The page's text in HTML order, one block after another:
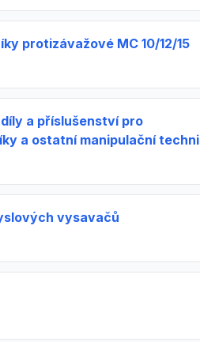
protizávažové MC 10/12/15
díly a příslušenství pro
a ostatní manipulační
vysavačů